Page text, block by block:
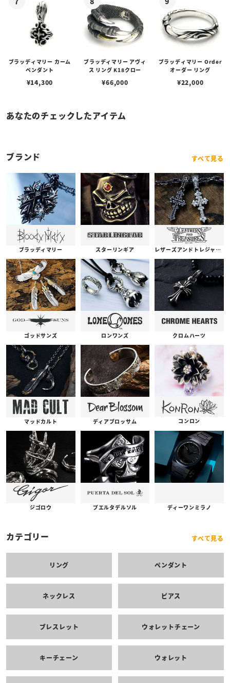
ブラッディマリー カーム
ペンダント
¥14,300
ブラッディマリー アヴィ
ス リング K18クロー
¥66,000
ブラッディマリー Order
オーダー リング
¥22,000
あなたのチェックしたアイテム
ブランド すべて見る
ブラッディマリー スターリンギア レザーズアンドトレジャーズ
ゴッドサンズ ロンワンズ クロムハーツ
マッドカルト ディアブロッサム コンロン
ジゴロウ プエルタデルソル ディーワンミラノ
カテゴリー すべて見る
リング ペンダント
ネックレス ピアス
ブレスレット ウォレットチェーン
キーチェーン ウォレット